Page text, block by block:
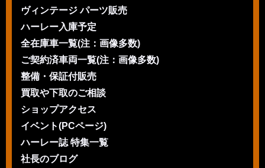
ヴィンテージ パーツ販売
ハーレー入庫予定
全在庫車一覧(注：画像多数)
ご契約済車両一覧(注：画像多数)
整備・保証付販売
買取や下取のご相談
ショップアクセス
イベント(PCページ)
ハーレー誌 特集一覧
社長のブログ